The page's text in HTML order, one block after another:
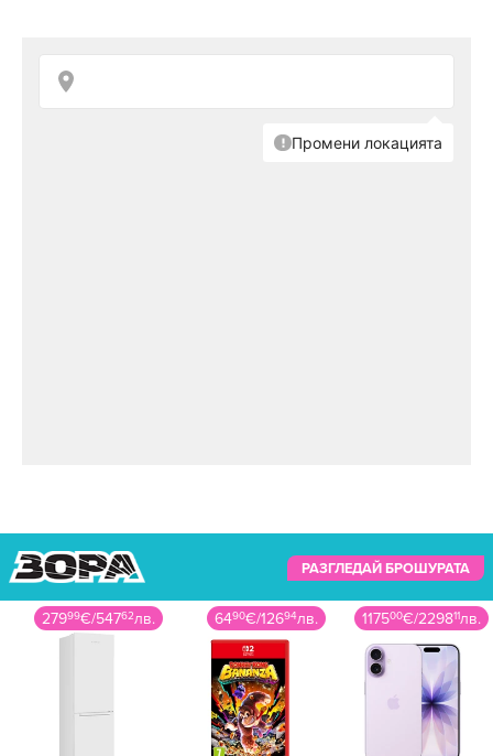
РАЗГЛЕДАЙ БРОШУРАТА
27999€/54762лв. 6490€/12694лв. 117500€/229811лв.